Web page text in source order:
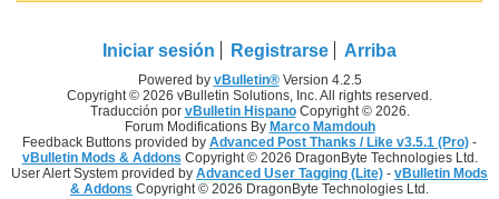
Iniciar sesión Registrarse Arriba
Powered by vBulletin®Version 4.2.5
Copyright © 2026 vBulletin Solutions, Inc. All rights reserved.
Traducción por vBulletin HispanoCopyright © 2026.
Forum Modifications By Marco Mamdouh
Feedback Buttons provided by Advanced Post Thanks / Like v3.5.1 (Pro) -
vBulletin Mods & Addons Copyright © 2026 DragonByte Technologies Ltd.
User Alert System provided by Advanced User Tagging (Lite) - vBulletin Mods
& Addons Copyright © 2026 DragonByte Technologies Ltd.